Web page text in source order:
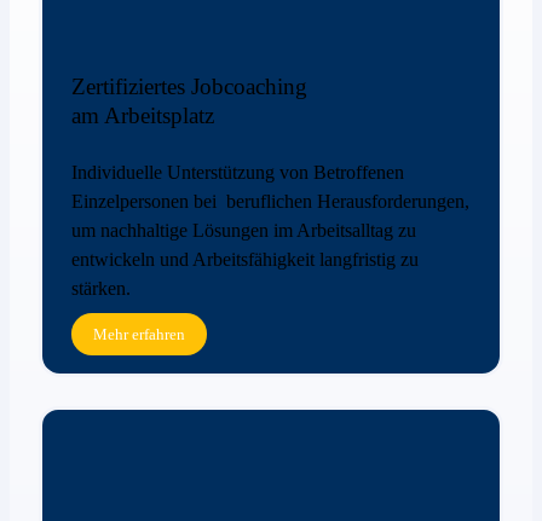
Zertifiziertes Jobcoaching
am Arbeitsplatz
Individuelle Unterstützung von Betroffenen
Einzelpersonen bei beruflichen Herausforderungen,
um nachhaltige Lösungen im Arbeitsalltag zu
entwickeln und Arbeitsfähigkeit langfristig zu
stärken.
Mehr erfahren